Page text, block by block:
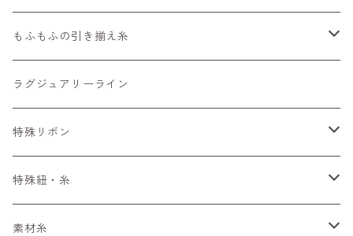
編みもの用の糸
長さ30～90m
長さ100m～300m
4m～
ぱすてる
えすにっく
15m～
33m～
アソート
もふもふの引き揃え糸
50m
100m
ラグジュアリーライン
特殊リボン
手染めリボンセット
くしゅくしゅリボン
特殊紐・糸
ワイヤーみたいな糸
素材糸